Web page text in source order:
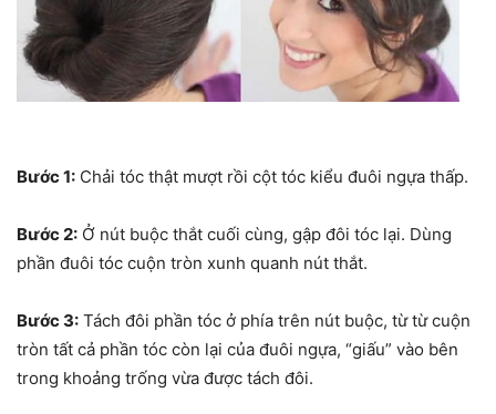
Bước 1: Chải tóc thật mượt rồi cột tóc kiểu đuôi ngựa thấp.
Bước 2: Ở nút buộc thắt cuối cùng, gập đôi tóc lại. Dùng
phần đuôi tóc cuộn tròn xunh quanh nút thắt.
Bước 3: Tách đôi phần tóc ở phía trên nút buộc, từ từ cuộn
tròn tất cả phần tóc còn lại của đuôi ngựa, “giấu” vào bên
trong khoảng trống vừa được tách đôi.